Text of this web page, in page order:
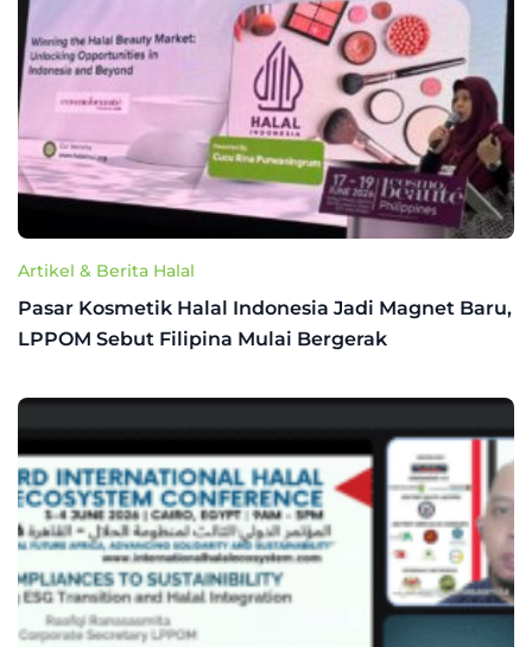
Artikel & Berita Halal
Pasar Kosmetik Halal Indonesia Jadi Magnet Baru,
LPPOM Sebut Filipina Mulai Bergerak